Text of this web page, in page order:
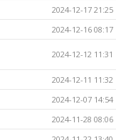
2024-12-17 21:25
2024-12-16 08:17
2024-12-12 11:31
2024-12-11 11:32
2024-12-07 14:54
2024-11-28 08:06